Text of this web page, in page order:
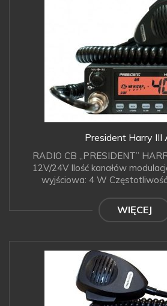
President Harry III
RADIO CB „PRESIDENT”
12V/24V Ilość kanałów
wyjściowa: 4 W
WIĘCEJ